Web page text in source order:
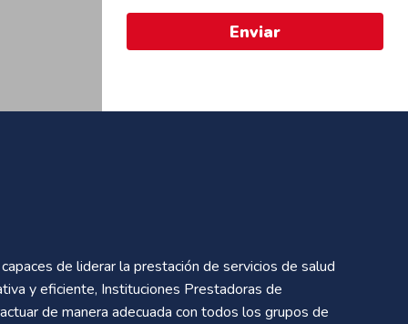
de liderar la prestación de servicios de salud
y eficiente, Instituciones Prestadoras de
de manera adecuada con todos los grupos de